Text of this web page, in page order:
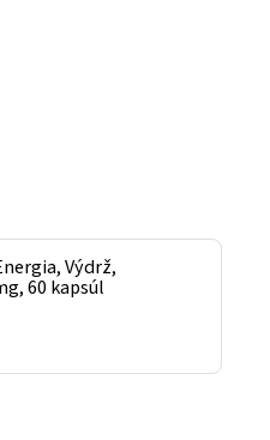
Výdrž,
60 kapsúl